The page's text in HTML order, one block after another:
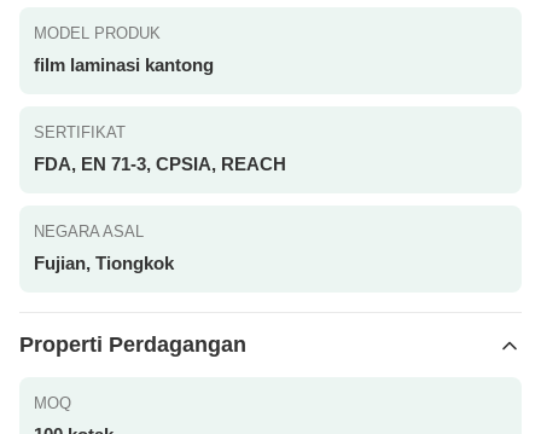
MODEL PRODUK
film laminasi kantong
SERTIFIKAT
FDA, EN 71-3, CPSIA, REACH
NEGARA ASAL
Fujian, Tiongkok
Properti Perdagangan
MOQ